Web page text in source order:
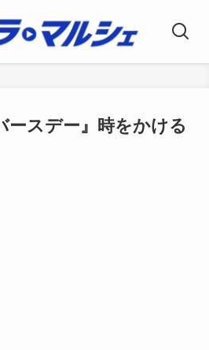
ースデー』時をかける